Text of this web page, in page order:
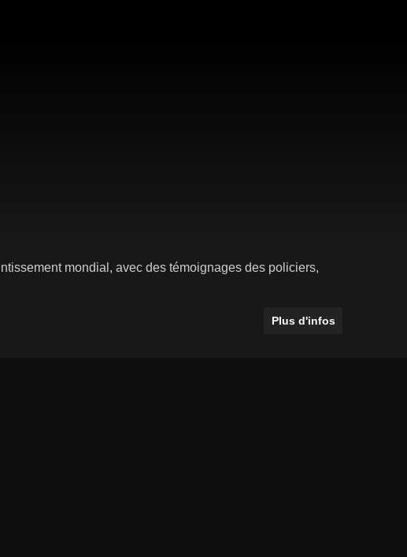
mondial, avec des témoignages des policiers,
Plus d'infos